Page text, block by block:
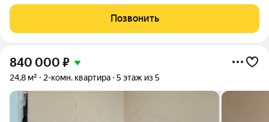
раздельный, туалет общий на две квартиры, душ так же общий
на четыре квартиры. В
Позвонить
840 000 ₽
24,8 м² 2-комн. квартира 5 этаж из 5